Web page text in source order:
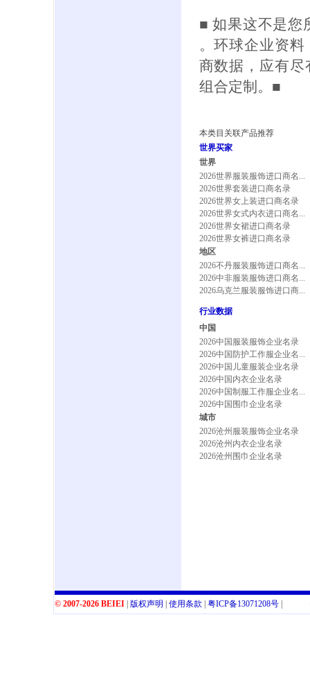
■ 如果这不是您
。环球企业资
商数据，应有
组合定制。■
本类目关联产品推荐
世界买家
世界
2026世界服装服饰进口商名...
2026世界套装进口商名录
2026世界女上装进口商名录
2026世界女式内衣进口商名...
2026世界女裙进口商名录
2026世界女裤进口商名录
地区
2026不丹服装服饰进口商名...
2026中非服装服饰进口商名...
2026乌克兰服装服饰进口商...
行业数据
中国
2026中国服装服饰企业名录
2026中国防护工作服企业名...
2026中国儿童服装企业名录
2026中国内衣企业名录
2026中国制服工作服企业名...
2026中国围巾企业名录
城市
2026沧州服装服饰企业名录
2026沧州内衣企业名录
2026沧州围巾企业名录
© 2007-2026 BEIEI| 版权声明 使用条款 粤ICP备13071208号|